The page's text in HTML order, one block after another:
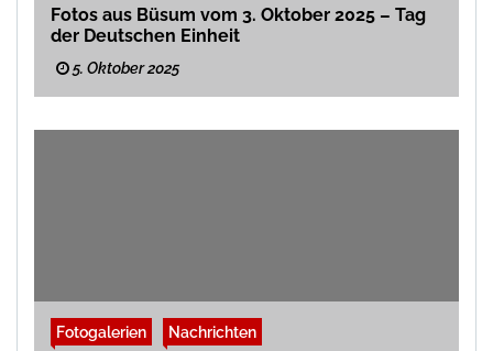
Fotos aus Büsum vom 3. Oktober 2025 – Tag
der Deutschen Einheit
5. Oktober 2025
Fotogalerien Nachrichten